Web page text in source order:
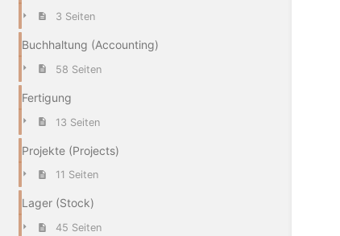
3 Seiten
Buchhaltung (Accounting)
58 Seiten
Fertigung
13 Seiten
Projekte (Projects)
11 Seiten
Lager (Stock)
45 Seiten